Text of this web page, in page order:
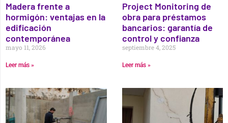
Madera frente a
hormigón: ventajas en la
edificación
contemporánea
mayo 11, 2026
Leer más »
Project Monitoring de
obra para préstamos
bancarios: garantía de
control y confianza
septiembre 4, 2025
Leer más »